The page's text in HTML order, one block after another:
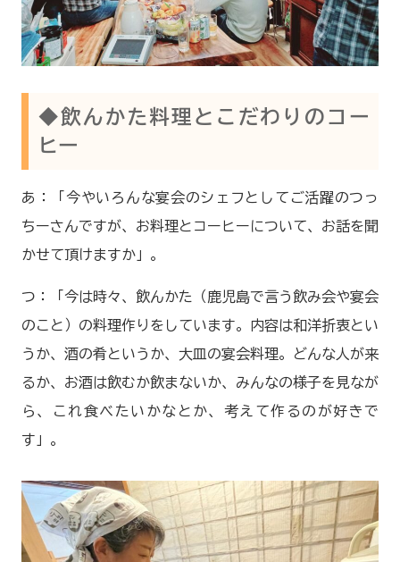
◆飲んかた料理とこだわりのコー
ヒー
あ：「今やいろんな宴会のシェフとしてご活躍のつっ
ちーさんですが、お料理とコーヒーについて、お話を聞
かせて頂けますか」。
つ：「今は時々、飲んかた（鹿児島で言う飲み会や宴会
のこと）の料理作りをしています。内容は和洋折衷とい
うか、酒の肴というか、大皿の宴会料理。どんな人が来
るか、お酒は飲むか飲まないか、みんなの様子を見なが
ら、これ食べたいかなとか、考えて作るのが好きで
す」。